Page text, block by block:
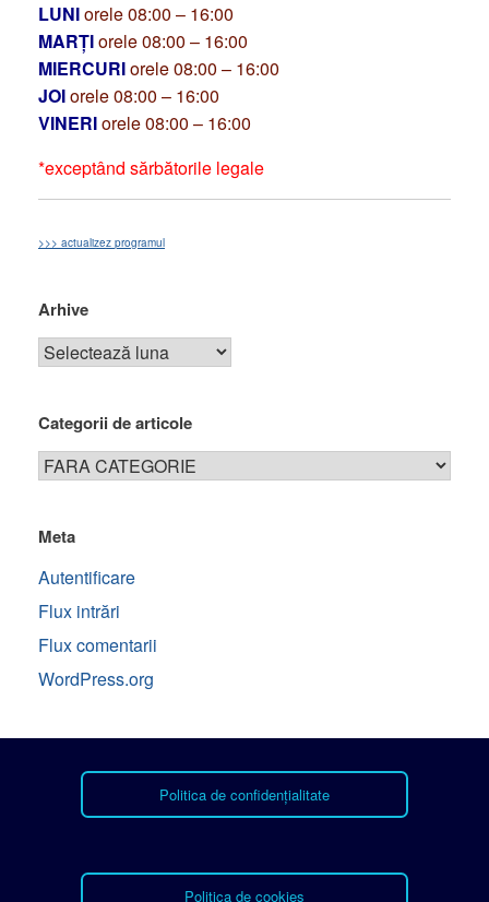
LUNIorele 08:00 – 16:00
MARȚIorele 08:00 – 16:00
MIERCURIorele 08:00 – 16:00
JOIorele 08:00 – 16:00
VINERIorele 08:00 – 16:00
*exceptând sărbătorile legale
>>> actualizez programul
Arhive
Categorii de articole
Meta
Autentificare
Flux intrări
Flux comentarii
WordPress.org
Politica de confidențialitate
Politica de cookies